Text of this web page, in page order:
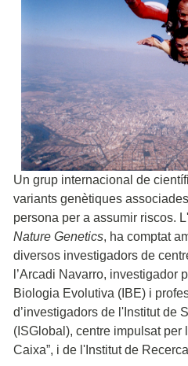
Un grup internacional de
variants genètiques
persona per a assumir riscos.
Nature Genetics, ha comptat
diversos investigadors de
l’Arcadi Navarro, investigador
Biologia Evolutiva (IBE) i
d’investigadors de l'Institut de
(ISGlobal), centre impulsat per
Caixa”, i de l'Institut de